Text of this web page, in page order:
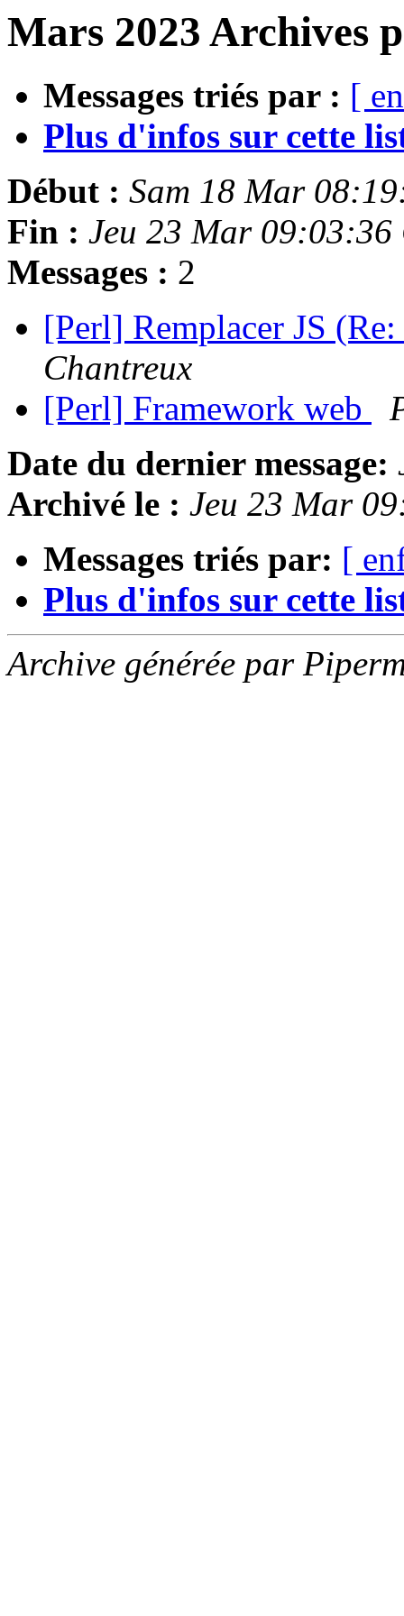
Mars 2023 Archives
Messages triés par : [
Plus d'infos sur cette
Début : Sam 18 Mar
Fin : Jeu 23 Mar 09:03:36
Messages : 2
[Perl] Remplacer JS
Chantreux
[Perl] Framework web
Date du dernier message:
Archivé le : Jeu 23 Mar
Messages triés par: [
Plus d'infos sur cette
Archive générée par